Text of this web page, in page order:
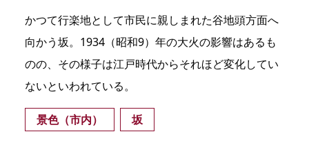
かつて行楽地として市民に親しまれた谷地頭方面へ
向かう坂。1934（昭和9）年の大火の影響はあるも
のの、その様子は江戸時代からそれほど変化してい
ないといわれている。
景色（市内） 坂